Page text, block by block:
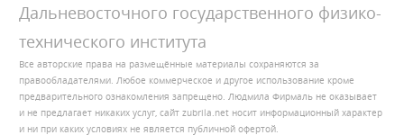
Дальневосточного государственного физико-
технического института
Все авторские права на размещённые материалы сохраняются за
правообладателями. Любое коммерческое и другое использование кроме
предварительного ознакомления запрещено. Людмила Фирмаль не оказывает
и не предлагает никаких услуг, сайт zubrila.net носит информационный характер
и ни при каких условиях не является публичной офертой.